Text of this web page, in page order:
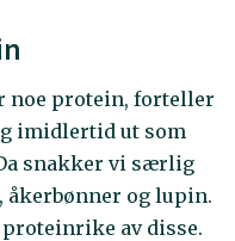
noe protein, forteller
imidlertid ut som
snakker vi særlig
åkerbønner og lupin.
av disse.